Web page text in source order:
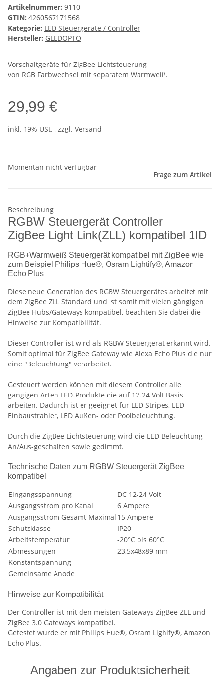
Artikelnummer: 9110
GTIN: 4260567171568
Kategorie: LED Steuergeräte / Controller
Hersteller: GLEDOPTO
Vorschaltgeräte für ZigBee Lichtsteuerung
von RGB Farbwechsel mit separatem Warmweiß.
29,99 €
inkl. 19% USt. , zzgl. Versand
Momentan nicht verfügbar
Frage zum Artikel
Beschreibung
RGBW Steuergerät Controller
ZigBee Light Link(ZLL) kompatibel 1ID
RGB+Warmweiß Steuergerät kompatibel mit ZigBee wie
zum Beispiel Philips Hue®, Osram Lightify®, Amazon
Echo Plus
Diese neue Generation des RGBW Steuergerätes arbeitet mit
dem ZigBee ZLL Standard und ist somit mit vielen gängigen
ZigBee Hubs/Gateways kompatibel, beachten Sie dabei die
Hinweise zur Kompatibilität.
Dieser Controller ist wird als RGBW Steuergerät erkannt wird.
Somit optimal für ZigBee Gateway wie Alexa Echo Plus die nur
eine "Beleuchtung" verarbeitet.
Gesteuert werden können mit diesem Controller alle
gängigen Arten LED-Produkte die auf 12-24 Volt Basis
arbeiten. Dadurch ist er geeignet für LED Stripes, LED
Einbaustrahler, LED Außen- oder Poolbeleuchtung.
Durch die ZigBee Lichtsteuerung wird die LED Beleuchtung
An/Aus-geschalten sowie gedimmt.
Technische Daten zum RGBW Steuergerät ZigBee
kompatibel
Eingangsspannung
DC 12-24 Volt
Ausgangsstrom pro Kanal
6 Ampere
Ausgangsstrom Gesamt Maximal 15 Ampere
Schutzklasse
IP20
Arbeitstemperatur
-20°C bis 60°C
Abmessungen
23,5x48x89 mm
Konstantspannung
Gemeinsame Anode
Hinweise zur Kompatibilität
Der Controller ist mit den meisten Gateways ZigBee ZLL und
ZigBee 3.0 Gateways kompatibel.
Getestet wurde er mit Philips Hue®, Osram Lighify®, Amazon
Echo Plus.
Angaben zur Produktsicherheit